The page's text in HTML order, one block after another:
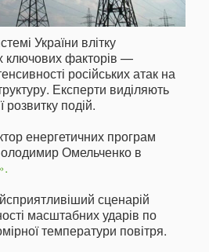
України влітку
ключових факторів —
російських атак на
Експерти виділяють
розвитку подій.
енергетичних програм
Омельченко в
сценарій
масштабних ударів по
температури повітря.